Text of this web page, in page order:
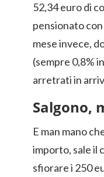
52,34 euro di
pensionato
mese invece,
(sempre 0,8%
arretrati in
Salgono,
E man mano
importo, sale il
sfiorare i 250